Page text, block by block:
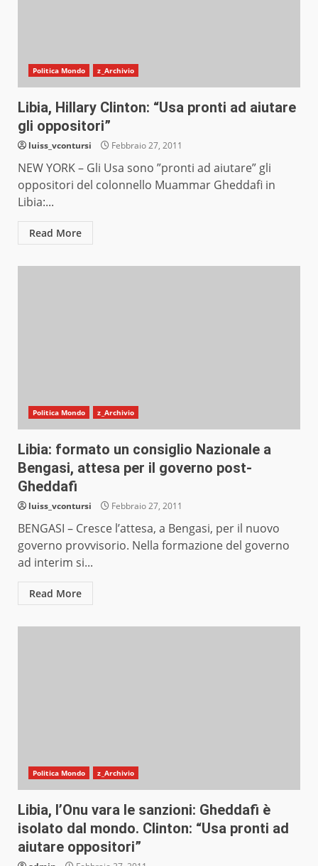
Politica Mondo z_Archivio
Libia, Hillary Clinton: “Usa pronti ad aiutare
gli oppositori”
luiss_vcontursi Febbraio 27, 2011
NEW YORK – Gli Usa sono ”pronti ad aiutare” gli
oppositori del colonnello Muammar Gheddafi in
Libia:...
Read More
Politica Mondo z_Archivio
Libia: formato un consiglio Nazionale a
Bengasi, attesa per il governo post-
Gheddafi
luiss_vcontursi Febbraio 27, 2011
BENGASI – Cresce l’attesa, a Bengasi, per il nuovo
governo provvisorio. Nella formazione del governo
ad interim si...
Read More
Politica Mondo z_Archivio
Libia, l’Onu vara le sanzioni: Gheddafi è
isolato dal mondo. Clinton: “Usa pronti ad
aiutare oppositori”